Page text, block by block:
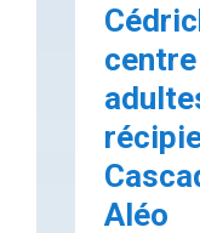
centre
Aléo